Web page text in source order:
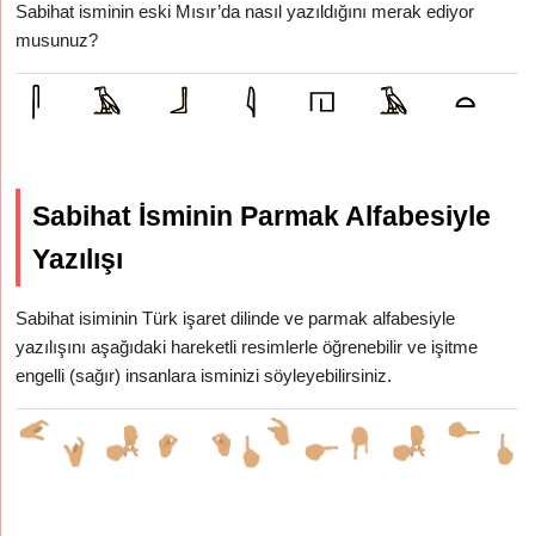
Sabihat isminin eski Mısır’da nasıl yazıldığını merak ediyor
musunuz?
Sabihat İsminin Parmak Alfabesiyle
Yazılışı
Sabihat isiminin Türk işaret dilinde ve parmak alfabesiyle
yazılışını aşağıdaki hareketli resimlerle öğrenebilir ve işitme
engelli (sağır) insanlara isminizi söyleyebilirsiniz.